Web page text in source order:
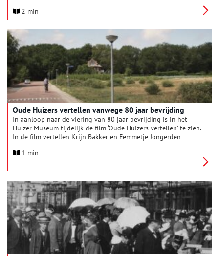
littekens van de Tweede Wereldoorlog met het hedendaagse
Atlas van een Bezette Stad. Amsterdam 1940-1945. Het werk
wordt non-stop vertoond op de gevel van het Rijksmuseum en
wordt daardoor onderdeel van het dagelijks leven in de stad.
2 min
Oude Huizers vertellen vanwege 80 jaar bevrijding
In aanloop naar de viering van 80 jaar bevrijding is in het
Huizer Museum tijdelijk de film ‘Oude Huizers vertellen’ te zien.
In de film vertellen Krijn Bakker en Femmetje Jongerden-
1 min